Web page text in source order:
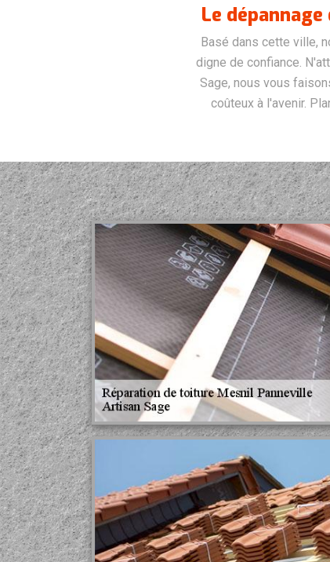
Le
Basé dans cette ville,
digne de confiance.
Sage, nous vous
coûteux à l'avenir.